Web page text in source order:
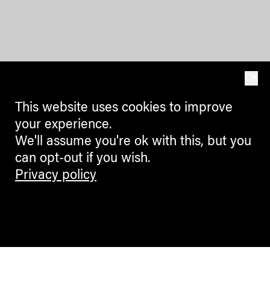
This website uses cookies to improve
your experience.
We'll assume you're ok with this, but you
can opt-out if you wish.
Privacy policy